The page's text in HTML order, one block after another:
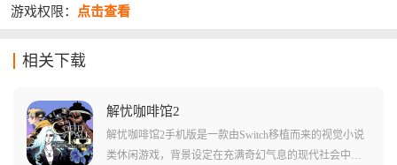
游戏权限： 点击查看
相关下载
解忧咖啡馆2
解忧咖啡馆2手机版是一款由Switch移植而来的视觉小说
类休闲游戏，背景设定在充满奇幻气息的现代社会中，